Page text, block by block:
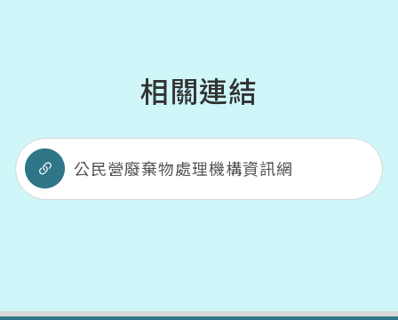
相關連結
公民營廢棄物處理機構資訊網